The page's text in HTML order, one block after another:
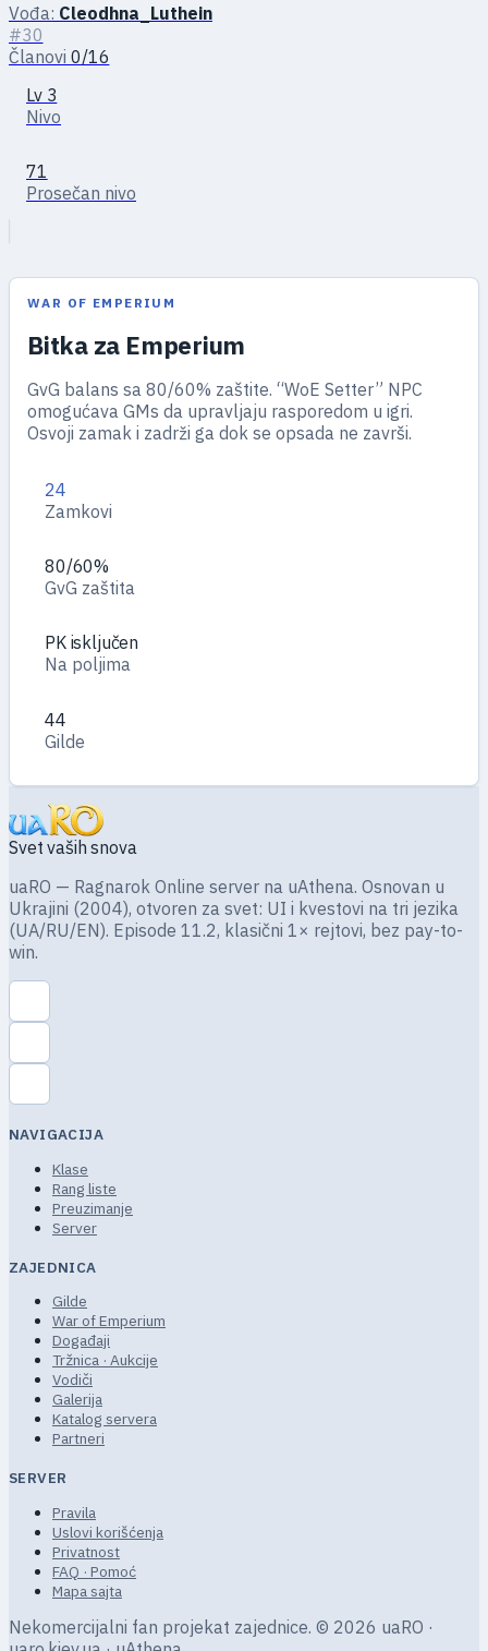
Vođa: Cleodhna_Luthein
#30
Članovi 0/16
Lv 3
Nivo
71
Prosečan nivo
WAR OF EMPERIUM
Bitka za Emperium
GvG balans sa 80/60% zaštite. “WoE Setter” NPC
omogućava GMs da upravljaju rasporedom u igri.
Osvoji zamak i zadrži ga dok se opsada ne završi.
24
Zamkovi
80/60%
GvG zaštita
PK isključen
Na poljima
44
Gilde
Svet vaših snova
uaRO — Ragnarok Online server na uAthena. Osnovan u
Ukrajini (2004), otvoren za svet: UI i kvestovi na tri jezika
(UA/RU/EN). Episode 11.2, klasični 1× rejtovi, bez pay-to-
win.
NAVIGACIJA
Klase
Rang liste
Preuzimanje
Server
ZAJEDNICA
Gilde
War of Emperium
Događaji
Tržnica · Aukcije
Vodiči
Galerija
Katalog servera
Partneri
SERVER
Pravila
Uslovi korišćenja
Privatnost
FAQ · Pomoć
Mapa sajta
Nekomercijalni fan projekat zajednice. © 2026 uaRO ·